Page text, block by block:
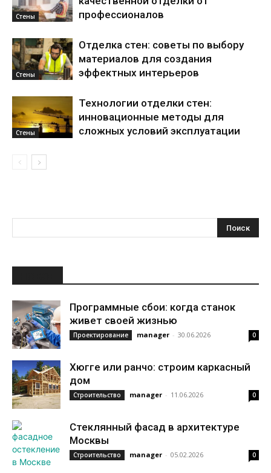
Стены
профессионалов
Стены
Отделка стен: советы по выбору
материалов для создания
эффектных интерьеров
Стены
Технологии отделки стен:
инновационные методы для
сложных условий эксплуатации
Программные сбои: когда станок
живет своей жизнью
Проектирование manager - 30.06.2026 0
Хюгге или ранчо: строим каркасный
дом
Строительство manager - 11.06.2026 0
Стеклянный фасад в архитектуре
Москвы
Строительство manager - 05.02.2026 0